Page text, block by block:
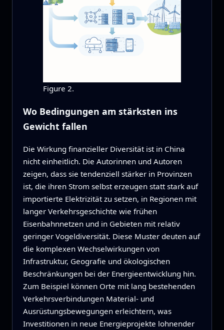
Figure 2.
Wo Bedingungen am stärksten ins
Gewicht fallen
Die Wirkung finanzieller Diversität ist in China
nicht einheitlich. Die Autorinnen und Autoren
zeigen, dass sie tendenziell stärker in Provinzen
ist, die ihren Strom selbst erzeugen statt stark auf
importierte Elektrizität zu setzen, in Regionen mit
langer Verkehrsgeschichte wie frühen
Eisenbahnnetzen und in Gebieten mit relativ
geringer Vogeldiversität. Diese Muster deuten auf
die komplexen Wechselwirkungen von
Infrastruktur, Geografie und ökologischen
Beschränkungen bei der Energieentwicklung hin.
Zum Beispiel können Orte mit lang bestehenden
Verkehrsverbindungen Material- und
Ausrüstungsbewegungen erleichtern, was
Investitionen in neue Energieprojekte lohnender